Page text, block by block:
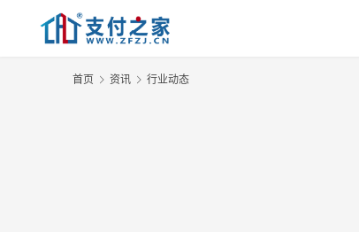
首页 资讯 行业动态